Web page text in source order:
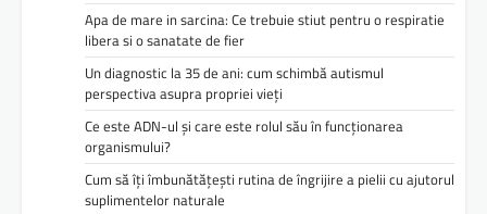
Apa de mare in sarcina: Ce trebuie stiut pentru o respiratie
libera si o sanatate de fier
Un diagnostic la 35 de ani: cum schimbă autismul
perspectiva asupra propriei vieți
Ce este ADN-ul și care este rolul său în funcționarea
organismului?
Cum să îți îmbunătățești rutina de îngrijire a pielii cu ajutorul
suplimentelor naturale